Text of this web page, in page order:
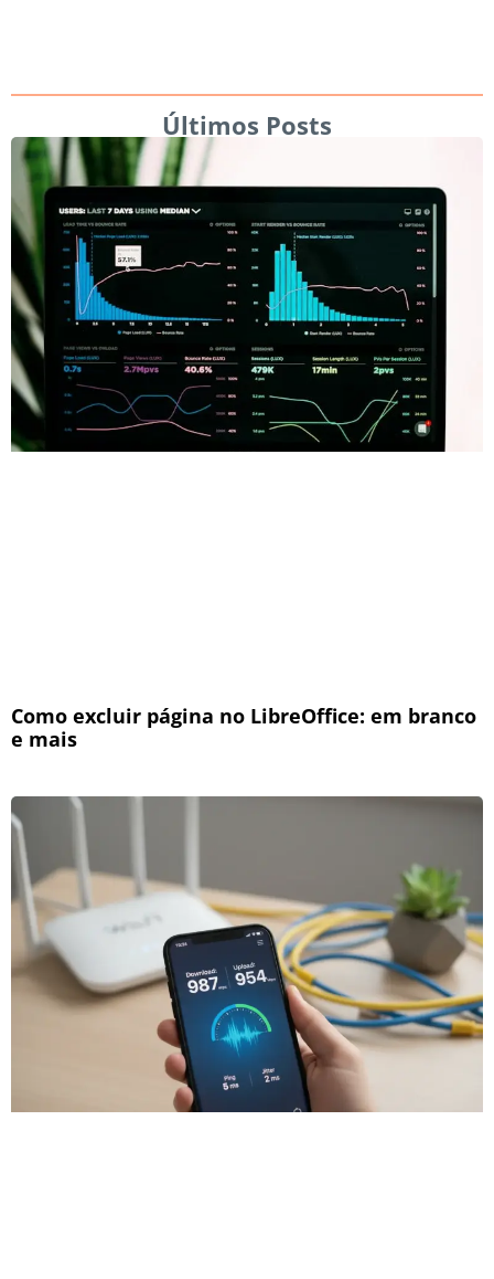
Últimos Posts
Como excluir página no LibreOffice: em branco
e mais